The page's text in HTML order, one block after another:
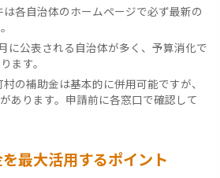
各自治体のホームページで必ず最新の
に公表される自治体が多く、予算消化で
ます。
の補助金は基本的に併用可能ですが、
あります。申請前に各窓口で確認して
最大活用するポイント